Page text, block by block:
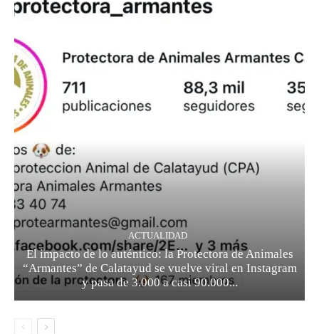
ACTUALIDAD
El impacto de lo auténtico: la Protectora de Animales
“Armantes” de Calatayud se vuelve viral en Instagram
y pasa de 3.000 a casi 90.000...